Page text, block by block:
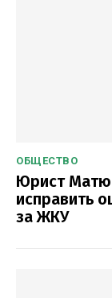
ОБЩЕСТВО
Юрист
исправить
за ЖКУ